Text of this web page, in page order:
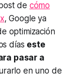
de cómo
, Google ya
optimización
días este
pasar a
en uno de